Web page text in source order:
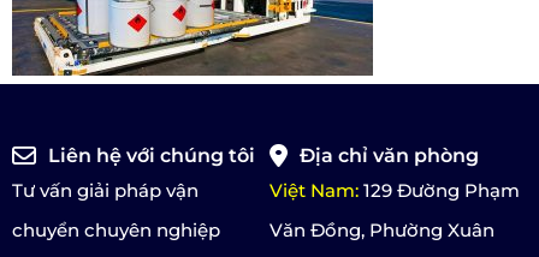
Liên hệ với chúng tôi
Tư vấn giải pháp vận
chuyển chuyên nghiệp
Địa chỉ văn phòng
Việt Nam: 129 Đường Phạm
Văn Đồng, Phường Xuân